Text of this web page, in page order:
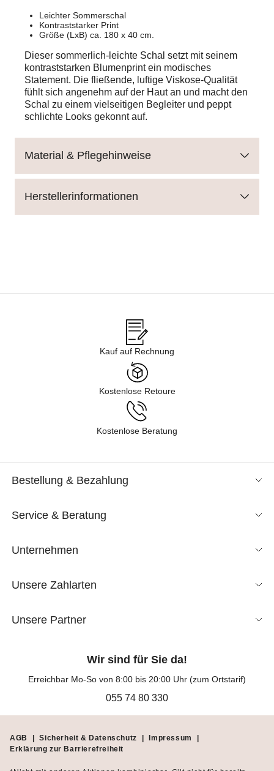
Leichter Sommerschal
Kontraststarker Print
Größe (LxB) ca. 180 x 40 cm.
Dieser sommerlich-leichte Schal setzt mit seinem
kontraststarken Blumenprint ein modisches
Statement. Die fließende, luftige Viskose-Qualität
fühlt sich angenehm auf der Haut an und macht den
Schal zu einem vielseitigen Begleiter und peppt
schlichte Looks gekonnt auf.
Material & Pflegehinweise
Herstellerinformationen
Kauf auf Rechnung
Kostenlose Retoure
Kostenlose Beratung
Bestellung & Bezahlung
Service & Beratung
Unternehmen
Unsere Zahlarten
Unsere Partner
Wir sind für Sie da!
Erreichbar Mo-So von 8:00 bis 20:00 Uhr (zum Ortstarif)
055 74 80 330
AGB | Sicherheit & Datenschutz | Impressum
|
Erklärung zur Barrierefreiheit